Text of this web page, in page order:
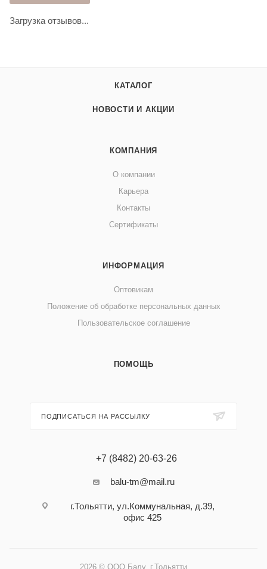
Загрузка отзывов...
КАТАЛОГ
НОВОСТИ И АКЦИИ
КОМПАНИЯ
О компании
Карьера
Контакты
Сертификаты
ИНФОРМАЦИЯ
Оптовикам
Положение об обработке персональных данных
Пользовательское соглашение
ПОМОЩЬ
ПОДПИСАТЬСЯ НА РАССЫЛКУ
+7 (8482) 20-63-26
balu-tm@mail.ru
г.Тольятти, ул.Коммунальная, д.39,
офис 425
2026 © ООО Балу, г.Тольятти